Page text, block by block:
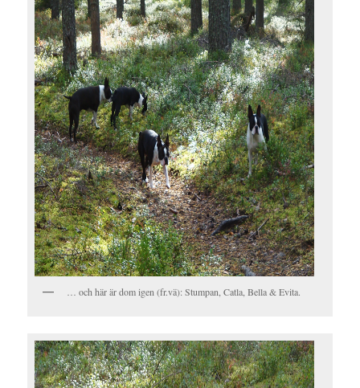
… och här är dom igen (fr.vä): Stumpan, Catla, Bella & Evita.